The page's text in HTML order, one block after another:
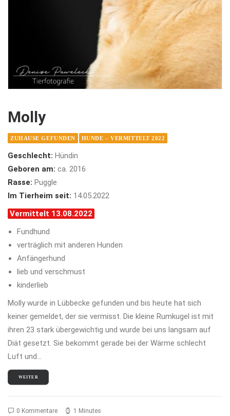
Molly
ZUHAUSE GEFUNDEN HUNDE – VERMITTELT 2022
Geschlecht: Hündin
Geboren am: ca. 2016
Rasse: Puggle
Im Tierheim seit: 14.05.2022
Vermittelt 13.08.2022
Fundhund
verträglich mit anderen Hunden
Anfängerhund
lieb und verschmust
kinderlieb
Molly wurde in Lübbecke gefunden und bis heute hat sich
keiner gemeldet, der sie vermisst. Die kleine Rumkugel ist mit
ihren 23 stark übergewichtig und wurde bei uns langsam auf
Diät gesetzt. Sie bekommt gerade bei der Wärme schlecht
Luft und…
WEITER
0 Kommentare 1 Minutes